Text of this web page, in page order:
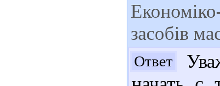
засобів
Ответ